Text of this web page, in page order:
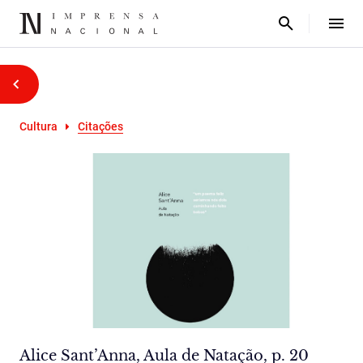
Cultura Citações
Alice Sant’Anna, Aula de Natação, p. 20